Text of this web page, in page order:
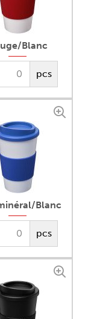
Blanc
pcs
Blanc
pcs